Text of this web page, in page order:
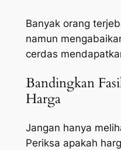
Banyak orang
namun
cerdas
Bandingkan
Harga
Jangan hanya
Periksa apakah